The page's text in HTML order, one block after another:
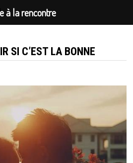
SI C’EST LA BONNE
à la rencontre